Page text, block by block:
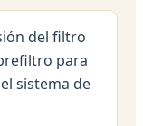
del filtro
para
sistema de